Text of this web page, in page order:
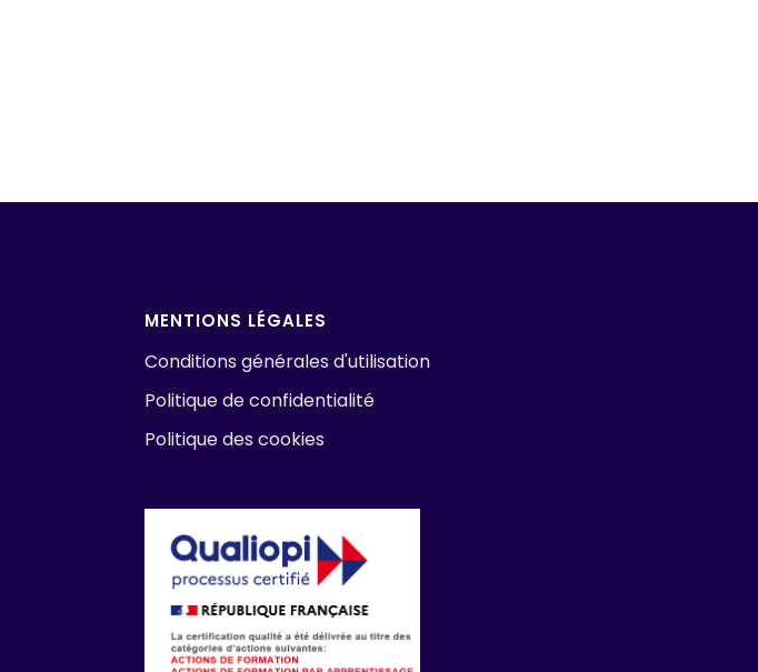
MENTIONS LÉGALES
Conditions générales d'utilisation
Politique de confidentialité
Politique des cookies